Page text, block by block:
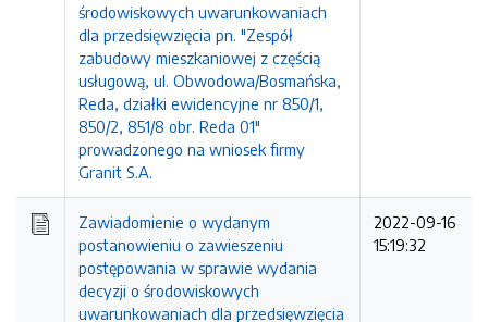
środowiskowych uwarunkowaniach
dla przedsięwzięcia pn. "Zespół
zabudowy mieszkaniowej z częścią
usługową, ul. Obwodowa/Bosmańska,
Reda, działki ewidencyjne nr 850/1,
850/2, 851/8 obr. Reda 01"
prowadzonego na wniosek firmy
Granit S.A.
Zawiadomienie o wydanym
postanowieniu o zawieszeniu
postępowania w sprawie wydania
decyzji o środowiskowych
uwarunkowaniach dla przedsięwzięcia
2022-09-16
15:19:32